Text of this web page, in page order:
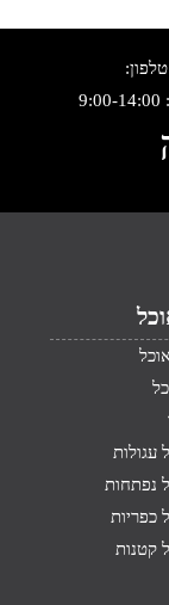
עגולות
נפתחות
כפריות
קטנות